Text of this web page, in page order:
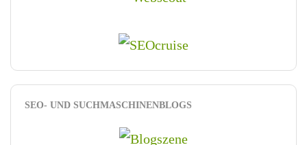
SEO- UND SUCHMASCHINENBLOGS